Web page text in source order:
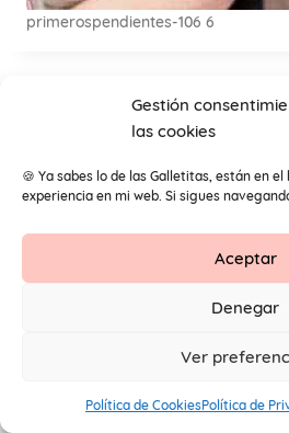
Gestión
las cookies
🍪 Ya sabes lo de las Galletitas, están en
experiencia en mi web. Si sigues
Aceptar
Denegar
Ver
Política de CookiesPolítica de
primerospendientes-106 6
Aviso Legal
© 2026 Primeros Pendientes by
derechos